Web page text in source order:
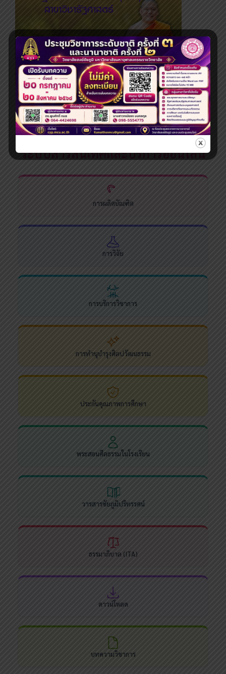
ระดับปริญญาโท
ระบบสารสนเทศและบริการออนไลน์
การผลิตบัณฑิต
การวิจัย
การบริการวิชาการ
การทำนุบำรุงศิลปวัฒนธรรม
ประกันคุณภาพการศึกษา
พระสอนศีลธรรมในโรงเรียน
วารสารชัยภูมิปริทรรศน์
ธรรมาภิบาล (ITA)
ดาวน์โหลด
บทความวิชาการ